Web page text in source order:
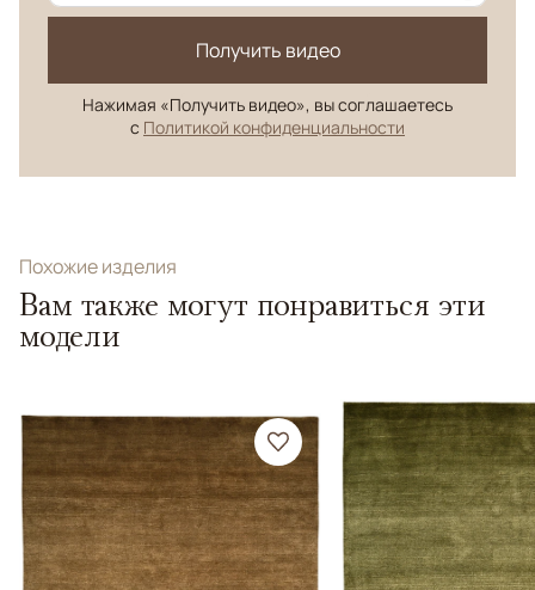
Получить видео
Нажимая «Получить видео», вы соглашаетесь
с Политикой конфиденциальности
Похожие изделия
Вам также могут понравиться эти
модели